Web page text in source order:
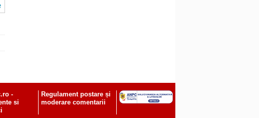
Regulament postare și
moderare comentarii